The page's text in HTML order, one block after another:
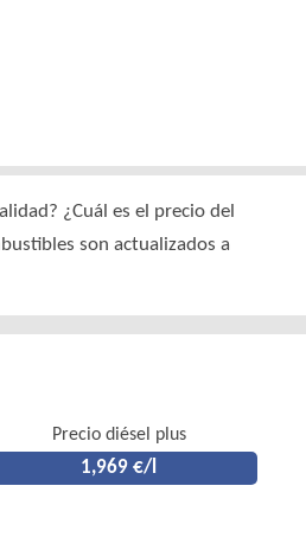
¿Cuál es el precio del
son actualizados a
Precio diésel plus
1,969 €/l